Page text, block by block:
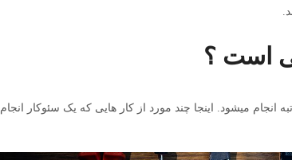
است ؟
میشود. اینجا چند مورد از کار هایی که یک سئوکار انجام